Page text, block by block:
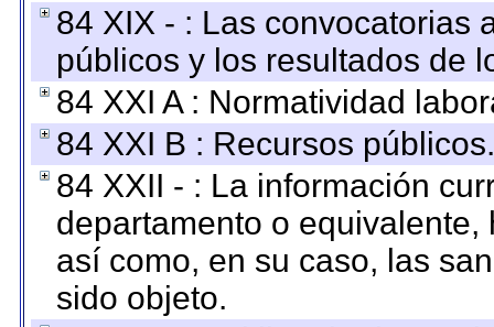
84 XIX - : Las convocatorias
públicos y los resultados de
84 XXI A : Normatividad
84 XXI B : Recursos públicos.
84 XXII - : La información
departamento o
así como, en su caso, las
sido objeto.